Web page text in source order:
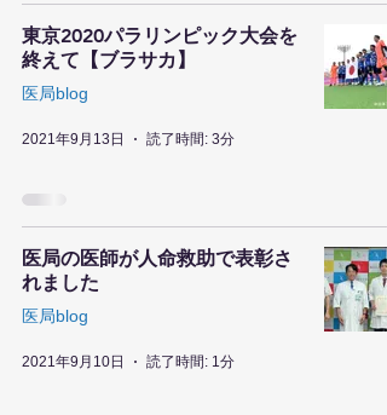
東京2020パラリンピック大会を
終えて【ブラサカ】
医局blog
2021年9月13日 読了時間: 3分
医局の医師が人命救助で表彰さ
れました
医局blog
2021年9月10日 読了時間: 1分